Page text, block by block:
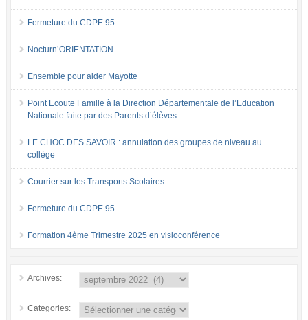
Fermeture du CDPE 95
Nocturn’ORIENTATION
Ensemble pour aider Mayotte
Point Ecoute Famille à la Direction Départementale de l’Education
Nationale faite par des Parents d’élèves.
LE CHOC DES SAVOIR : annulation des groupes de niveau au
collège
Courrier sur les Transports Scolaires
Fermeture du CDPE 95
Formation 4ème Trimestre 2025 en visioconférence
Archives:
Categories: